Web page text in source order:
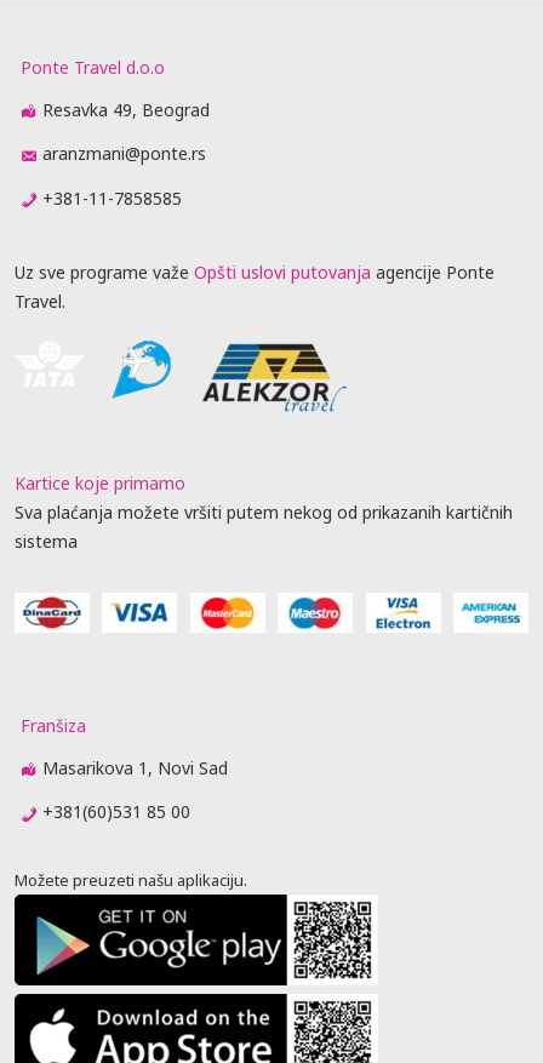
Ponte Travel d.o.o
Resavka 49, Beograd
aranzmani@ponte.rs
+381-11-7858585
Uz sve programe važe Opšti uslovi putovanja agencije Ponte
Travel.
Kartice koje primamo
Sva plaćanja možete vršiti putem nekog od prikazanih kartičnih
sistema
Franšiza
Masarikova 1, Novi Sad
+381(60)531 85 00
Možete preuzeti našu aplikaciju.